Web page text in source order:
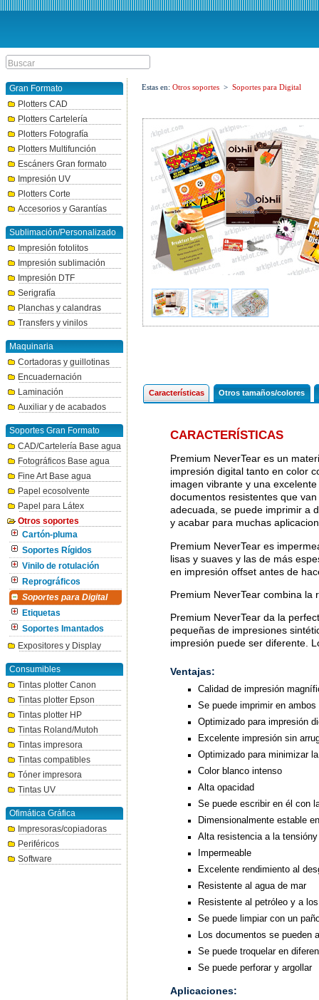
Gran Formato
Plotters CAD
Plotters Cartelería
Plotters Fotografía
Plotters Multifunción
Escáners Gran formato
Impresión UV
Plotters Corte
Accesorios y Garantías
Sublimación/Personalizado
Impresión fotolitos
Impresión sublimación
Impresión DTF
Serigrafía
Planchas y calandras
Transfers y vinilos
Maquinaria
Cortadoras y guillotinas
Encuadernación
Laminación
Auxiliar y de acabados
Soportes Gran Formato
CAD/Cartelería Base agua
Fotográficos Base agua
Fine Art Base agua
Papel ecosolvente
Papel para Látex
Otros soportes
Cartón-pluma
Soportes Rígidos
Vinilo de rotulación
Reprográficos
Soportes para Digital
Etiquetas
Soportes Imantados
Expositores y Display
Consumibles
Tintas plotter Canon
Tintas plotter Epson
Tintas plotter HP
Tintas Roland/Mutoh
Tintas impresora
Tintas compatibles
Tóner impresora
Tintas UV
Ofimática Gráfica
Impresoras/copiadoras
Periféricos
Software
Estas en: Otros soportes > Soportes para Digital
Características Otros tamaños/colores
CARACTERÍSTICAS
Premium NeverTear es un
impresión digital tanto en color
imagen vibrante y una
documentos resistentes que
adecuada, se puede imprimir a
y acabar para muchas
Premium NeverTear es
lisas y suaves y las de más
en impresión offset antes de
Premium NeverTear combina
Premium NeverTear da la
pequeñas de impresiones
impresión puede ser diferente.
Ventajas:
Calidad de impresión
Se puede imprimir en ambos
Optimizado para impresión
Excelente impresión sin
Optimizado para minimizar
Color blanco intenso
Alta opacidad
Se puede escribir en él con
Dimensionalmente estable
Alta resistencia a la tensióny
Impermeable
Excelente rendimiento al
Resistente al agua de mar
Resistente al petróleo y a
Se puede limpiar con un
Los documentos se pueden
Se puede troquelar en
Se puede perforar y argollar
Aplicaciones: